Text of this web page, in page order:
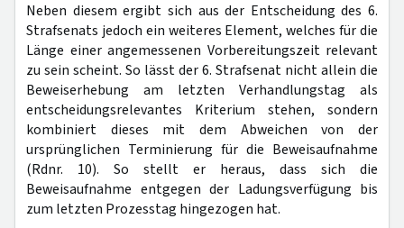
Neben diesem ergibt sich aus der Entscheidung des 6.
Strafsenats jedoch ein weiteres Element, welches für die
Länge einer angemessenen Vorbereitungszeit relevant
zu sein scheint. So lässt der 6. Strafsenat nicht allein die
Beweiserhebung am letzten Verhandlungstag als
entscheidungsrelevantes Kriterium stehen, sondern
kombiniert dieses mit dem Abweichen von der
ursprünglichen Terminierung für die Beweisaufnahme
(Rdnr. 10). So stellt er heraus, dass sich die
Beweisaufnahme entgegen der Ladungsverfügung bis
zum letzten Prozesstag hingezogen hat.